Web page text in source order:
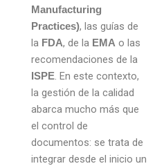
Manufacturing
Practices), las guías de
la FDA, de la EMAo las
recomendaciones de la
ISPE. En este contexto,
la gestión de la calidad
abarca mucho más que
el control de
documentos: se trata de
integrar desde el inicio un